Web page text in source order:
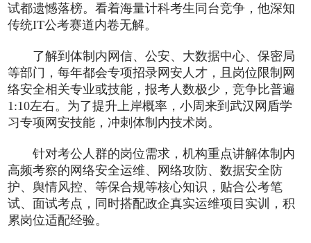
试都遗憾落榜。看着海量计科考生同台竞争，他深知
传统IT公考赛道内卷无解。
了解到体制内网信、公安、大数据中心、保密局
等部门，每年都会专项招录网安人才，且岗位限制网
络安全相关专业或技能，报考人数极少，竞争比普遍
1:10左右。为了提升上岸概率，小周来到武汉网盾学
习专项网安技能，冲刺体制内技术岗。
针对考公人群的岗位需求，机构重点讲解体制内
高频考察的网络安全运维、网络攻防、数据安全防
护、舆情风控、等保合规等核心知识，贴合公考笔
试、面试考点，同时搭配政企真实运维项目实训，积
累岗位适配经验。